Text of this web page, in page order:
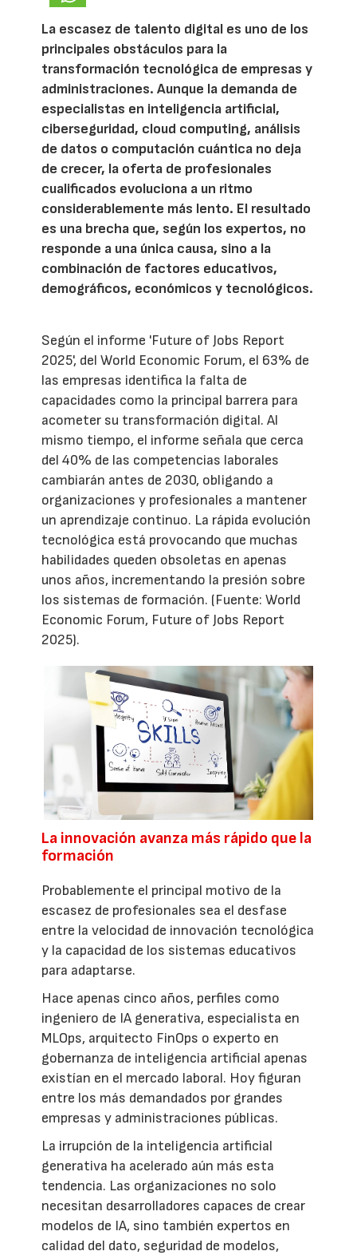
La escasez de talento digital es uno de los
principales obstáculos para la
transformación tecnológica de empresas y
administraciones. Aunque la demanda de
especialistas en inteligencia artificial,
ciberseguridad, cloud computing, análisis
de datos o computación cuántica no deja
de crecer, la oferta de profesionales
cualificados evoluciona a un ritmo
considerablemente más lento. El resultado
es una brecha que, según los expertos, no
responde a una única causa, sino a la
combinación de factores educativos,
demográficos, económicos y tecnológicos.
Según el informe 'Future of Jobs Report
2025', del World Economic Forum, el 63% de
las empresas identifica la falta de
capacidades como la principal barrera para
acometer su transformación digital. Al
mismo tiempo, el informe señala que cerca
del 40% de las competencias laborales
cambiarán antes de 2030, obligando a
organizaciones y profesionales a mantener
un aprendizaje continuo. La rápida evolución
tecnológica está provocando que muchas
habilidades queden obsoletas en apenas
unos años, incrementando la presión sobre
los sistemas de formación. (Fuente: World
Economic Forum, Future of Jobs Report
2025).
La innovación avanza más rápido que la
formación
Probablemente el principal motivo de la
escasez de profesionales sea el desfase
entre la velocidad de innovación tecnológica
y la capacidad de los sistemas educativos
para adaptarse.
Hace apenas cinco años, perfiles como
ingeniero de IA generativa, especialista en
MLOps, arquitecto FinOps o experto en
gobernanza de inteligencia artificial apenas
existían en el mercado laboral. Hoy figuran
entre los más demandados por grandes
empresas y administraciones públicas.
La irrupción de la inteligencia artificial
generativa ha acelerado aún más esta
tendencia. Las organizaciones no solo
necesitan desarrolladores capaces de crear
modelos de IA, sino también expertos en
calidad del dato, seguridad de modelos,